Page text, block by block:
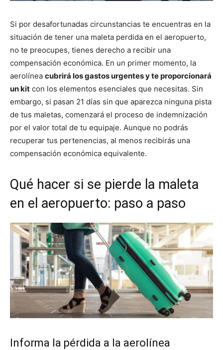
Si por desafortunadas circunstancias te encuentras en la
situación de tener una maleta perdida en el aeropuerto,
no te preocupes, tienes derecho a recibir una
compensación económica. En un primer momento, la
aerolínea cubrirá los gastos urgentes y te proporcionará
un kit con los elementos esenciales que necesitas. Sin
embargo, si pasan 21 días sin que aparezca ninguna pista
de tus maletas, comenzará el proceso de indemnización
por el valor total de tu equipaje. Aunque no podrás
recuperar tus pertenencias, al menos recibirás una
compensación económica equivalente.
Qué hacer si se pierde la maleta
en el aeropuerto: paso a paso
Informa la pérdida a la aerolínea